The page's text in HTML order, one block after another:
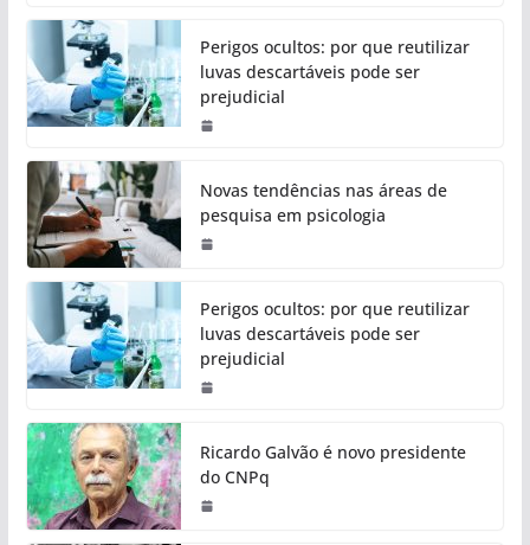
Perigos ocultos: por que reutilizar
luvas descartáveis pode ser
prejudicial
Novas tendências nas áreas de
pesquisa em psicologia
Perigos ocultos: por que reutilizar
luvas descartáveis pode ser
prejudicial
Ricardo Galvão é novo presidente
do CNPq